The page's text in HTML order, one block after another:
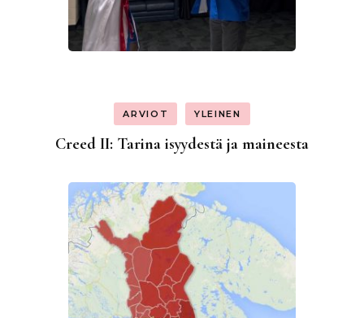
ARVIOT YLEINEN
Creed II: Tarina isyydestä ja maineesta